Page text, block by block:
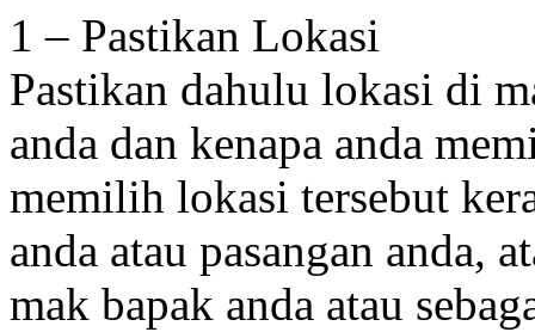
1 – Pastikan Lokasi
Pastikan dahulu lokasi di
anda dan kenapa anda
memilih lokasi tersebut
anda atau pasangan anda,
mak bapak anda atau